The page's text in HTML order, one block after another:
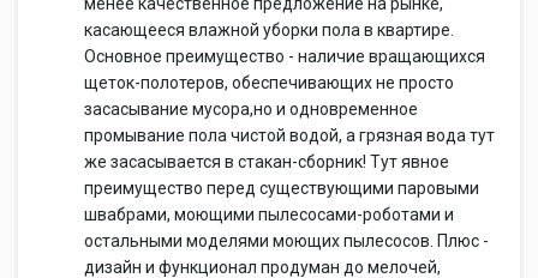
касающееся влажной уборки пола в квартире.
Основное преимущество - наличие вращающихся
щеток-полотеров, обеспечивающих не просто
засасывание мусора,но и одновременное
промывание пола чистой водой, а грязная вода тут
же засасывается в стакан-сборник! Тут явное
преимущество перед существующими паровыми
швабрами, моющими пылесосами-роботами и
остальными моделями моющих пылесосов. Плюс -
дизайн и функционал продуман до мелочей,